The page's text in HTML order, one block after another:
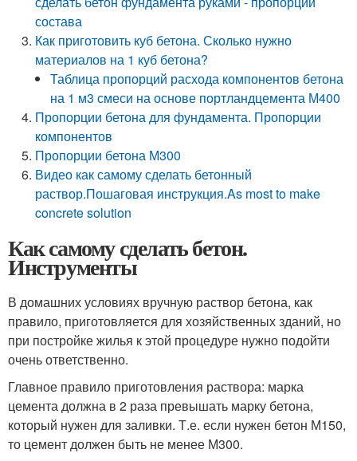
состава
Как приготовить куб бетона. Сколько нужно
материалов на 1 куб бетона?
Таблица пропорций расхода компонентов бетона
на 1 м3 смеси на основе портландцемента М400
Пропорции бетона для фундамента. Пропорции
компонентов
Пропорции бетона М300
Видео как самому сделать бетонный
раствор.Пошаговая инструкция.As most to make
concrete solution
Как самому сделать бетон.
Инструменты
В домашних условиях вручную раствор бетона, как
правило, приготовляется для хозяйственных зданий, но
при постройке жилья к этой процедуре нужно подойти
очень ответственно.
Главное правило приготовления раствора: марка
цемента должна в 2 раза превышать марку бетона,
который нужен для заливки. Т.е. если нужен бетон М150,
то цемент должен быть не менее М300.